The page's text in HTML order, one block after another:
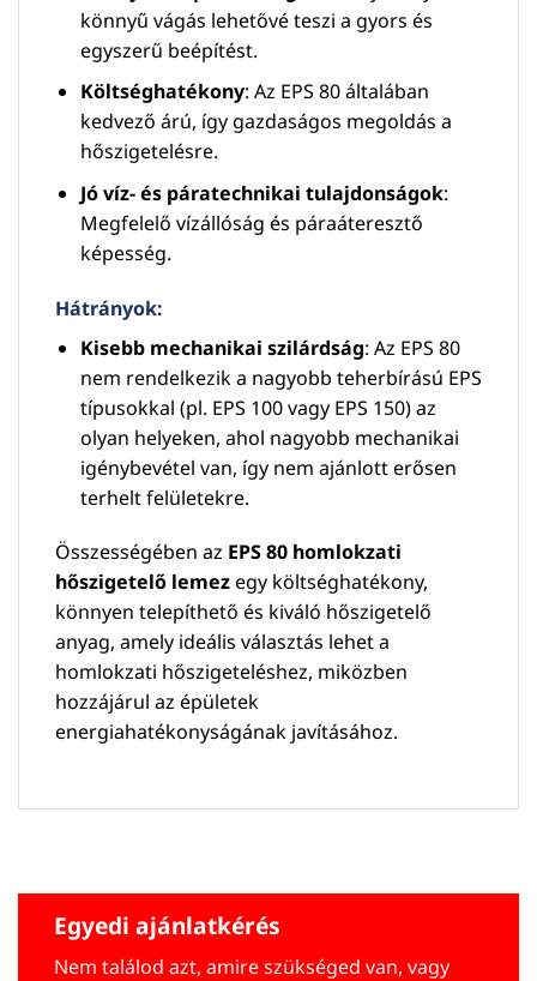
könnyű vágás lehetővé teszi a gyors és
egyszerű beépítést.
Költséghatékony: Az EPS 80 általában
kedvező árú, így gazdaságos megoldás a
hőszigetelésre.
Jó víz- és páratechnikai tulajdonságok:
Megfelelő vízállóság és páraáteresztő
képesség.
Hátrányok:
Kisebb mechanikai szilárdság: Az EPS 80
nem rendelkezik a nagyobb teherbírású EPS
típusokkal (pl. EPS 100 vagy EPS 150) az
olyan helyeken, ahol nagyobb mechanikai
igénybevétel van, így nem ajánlott erősen
terhelt felületekre.
Összességében az EPS 80 homlokzati
hőszigetelő lemezegy költséghatékony,
könnyen telepíthető és kiváló hőszigetelő
anyag, amely ideális választás lehet a
homlokzati hőszigeteléshez, miközben
hozzájárul az épületek
energiahatékonyságának javításához.
Egyedi ajánlatkérés
Nem találod azt, amire szükséged van, vagy